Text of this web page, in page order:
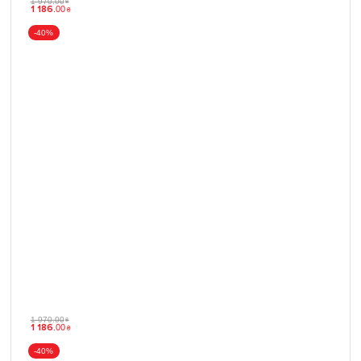
1 186 00 ₴
-40%
1 970.00 ₴
1 186 00 ₴
-40%